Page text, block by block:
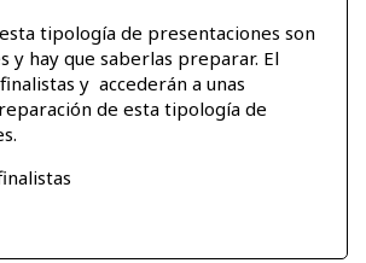
tipología de presentaciones son
y hay que saberlas preparar. El
y accederán a unas
de esta tipología de